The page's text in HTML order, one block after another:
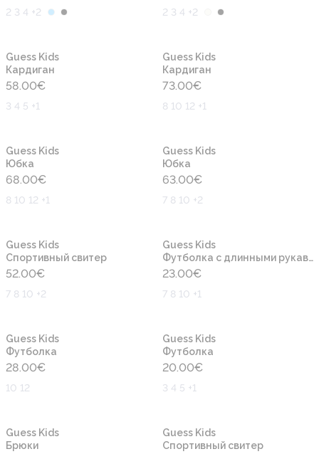
2 3 4 +2 2 3 4 +2
Guess Kids
Кардиган
58.00€
3 4 5 +1
Guess Kids
Кардиган
73.00€
8 10 12 +1
Guess Kids
Юбка
68.00€
8 10 12 +1
Guess Kids
Юбка
63.00€
7 8 10 +2
Guess Kids
Cпортивный свитер
52.00€
7 8 10 +2
Guess Kids
Футболка с длинными рукавами
23.00€
7 8 10 +1
Guess Kids
Футболка
28.00€
10 12
Guess Kids
Футболка
20.00€
3 4 5 +1
Guess Kids
Брюки
Guess Kids
Cпортивный свитер